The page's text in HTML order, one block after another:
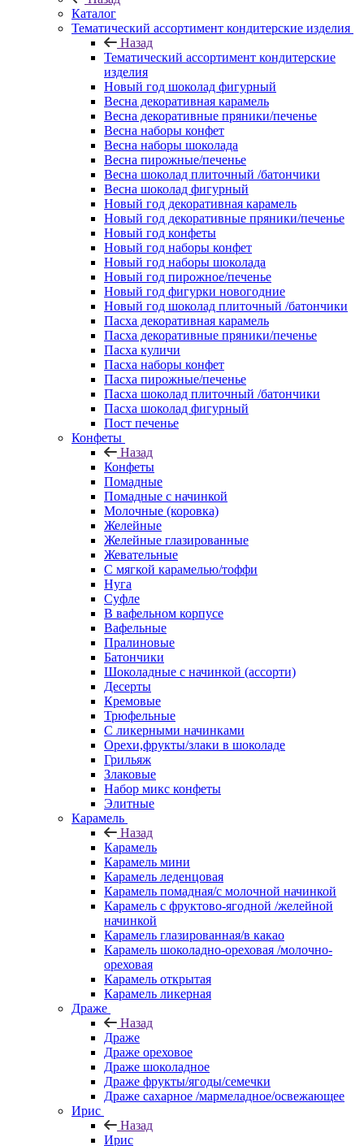
Каталог
Тематический ассортимент кондитерские изделия
Назад
Тематический ассортимент кондитерские
изделия
Новый год шоколад фигурный
Весна декоративная карамель
Весна декоративные пряники/печенье
Весна наборы конфет
Весна наборы шоколада
Весна пирожные/печенье
Весна шоколад плиточный /батончики
Весна шоколад фигурный
Новый год декоративная карамель
Новый год декоративные пряники/печенье
Новый год конфеты
Новый год наборы конфет
Новый год наборы шоколада
Новый год пирожное/печенье
Новый год фигурки новогодние
Новый год шоколад плиточный /батончики
Пасха декоративная карамель
Пасха декоративные пряники/печенье
Пасха куличи
Пасха наборы конфет
Пасха пирожные/печенье
Пасха шоколад плиточный /батончики
Пасха шоколад фигурный
Пост печенье
Конфеты
Назад
Конфеты
Помадные
Помадные с начинкой
Молочные (коровка)
Желейные
Желейные глазированные
Жевательные
С мягкой карамелью/тоффи
Нуга
Суфле
В вафельном корпусе
Вафельные
Пралиновые
Батончики
Шоколадные с начинкой (ассорти)
Десерты
Кремовые
Трюфельные
С ликерными начинками
Орехи,фрукты/злаки в шоколаде
Грильяж
Злаковые
Набор микс конфеты
Элитные
Карамель
Назад
Карамель
Карамель мини
Карамель леденцовая
Карамель помадная/с молочной начинкой
Карамель с фруктово-ягодной /желейной
начинкой
Карамель глазированная/в какао
Карамель шоколадно-ореховая /молочно-
ореховая
Карамель открытая
Карамель ликерная
Драже
Назад
Драже
Драже ореховое
Драже шоколадное
Драже фрукты/ягоды/семечки
Драже сахарное /мармеладное/освежающее
Ирис
Назад
Ирис